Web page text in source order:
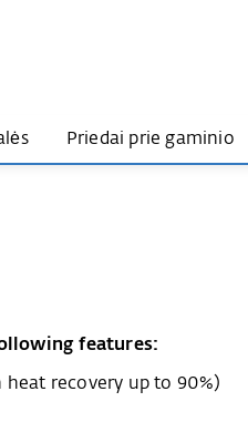
Priedai prie gaminio
features:
recovery up to 90%)